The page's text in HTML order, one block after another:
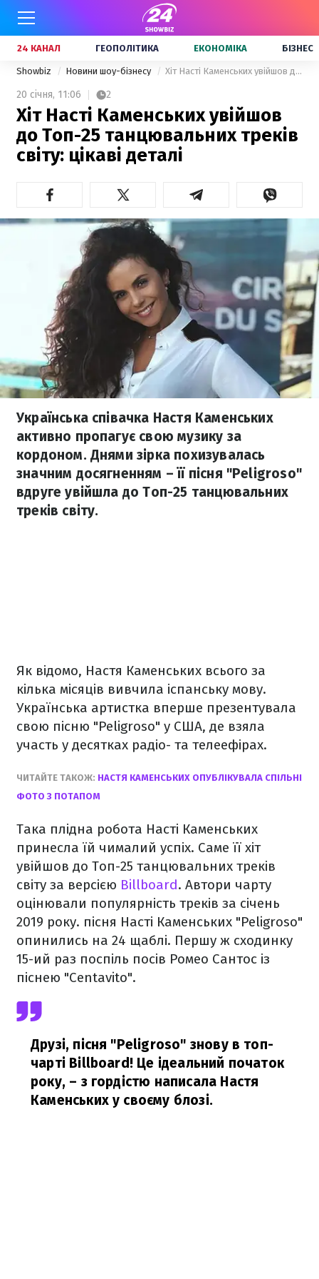
24 КАНАЛ ГЕОПОЛІТИКА ЕКОНОМІКА БІЗНЕС
Showbiz Новини шоу-бізнесу Хіт Насті Каменських увійшов до Топ-25 танцювальних треків світу: цікаві деталі
20 січня, 11:06 2
Хіт Насті Каменських увійшов
до Топ-25 танцювальних треків
світу: цікаві деталі
Українська співачка Настя Каменських
активно пропагує свою музику за
кордоном. Днями зірка похизувалась
значним досягненням – її пісня "Peligroso"
вдруге увійшла до Топ-25 танцювальних
треків світу.
Як відомо, Настя Каменських всього за
кілька місяців вивчила іспанську мову.
Українська артистка вперше презентувала
свою пісню "Peligroso" у США, де взяла
участь у десятках радіо- та телеефірах.
ЧИТАЙТЕ ТАКОЖ: НАСТЯ КАМЕНСЬКИХ ОПУБЛІКУВАЛА СПІЛЬНІ
ФОТО З ПОТАПОМ
Така плідна робота Насті Каменських
принесла їй чималий успіх. Саме її хіт
увійшов до Топ-25 танцювальних треків
світу за версією Billboard. Автори чарту
оцінювали популярність треків за січень
2019 року. пісня Насті Каменських "Peligroso"
опинились на 24 щаблі. Першу ж сходинку
15-ий раз поспіль посів Ромео Сантос із
піснею "Centavito".
Друзі, пісня "Peligroso" знову в топ-
чарті Billboard! Це ідеальний початок
року, – з гордістю написала Настя
Каменських у своєму блозі.